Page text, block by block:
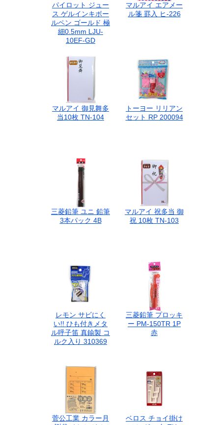
パイロット ジュー
ス ゲルインキボー
ルペン ゴールド 極
細0.5mm LJU-
10EF-GD
マルアイ エアメー
ル箋 罫入 ヒ-226
マルアイ 御見舞多
当10枚 TN-104
トーヨー リリアン
セット RP 200094
三菱鉛筆 ユニ 鉛筆
3本パック 4B
マルアイ 祝多当 御
祝 10枚 TN-103
レモン サビにく
い!! ひも付きメタ
ル呼子笛 真鍮製 コ
ルク入り 310369
三菱鉛筆 プロッキ
ー PM-150TR 1P
赤
菅公工業 カラー月
ベロス チョイ掛け